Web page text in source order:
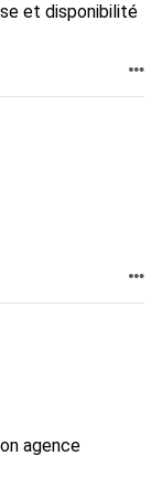
et disponibilité
agence